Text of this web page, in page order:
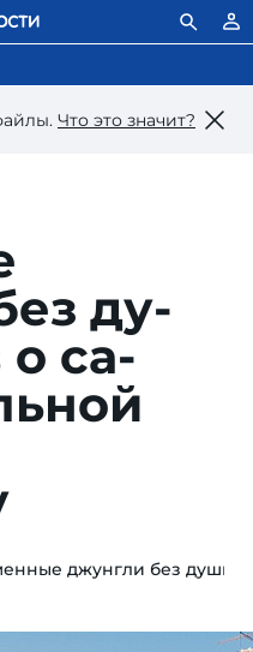
Что это значит?
ду­
о са­
джунгли без души: